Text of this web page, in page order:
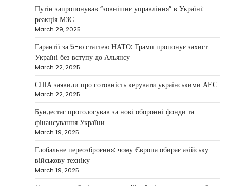
Maksym Krippa and esports:
investments that bring results
According to Maksym Krippa, the esports
industry in Ukraine is not just experiencing a
growth…
NEWS
Велика Британія та Норвегія
передадуть Україні безпілотники та
обладнання на $580 мільйонів
Велика Британія та Норвегія оголосили про
спільне фінансування нового оборонного пакета
для України на суму…
Путін запропонував “зовнішнє управління” в Україні:
реакція МЗС
March 29, 2025
Гарантії за 5-ю статтею НАТО: Трамп пропонує захист
Україні без вступу до Альянсу
March 22, 2025
США заявили про готовність керувати українськими АЕС
March 22, 2025
Бундестаг проголосував за нові оборонні фонди та
фінансування України
March 19, 2025
Глобальне переозброєння: чому Європа обирає азійську
військову техніку
March 19, 2025